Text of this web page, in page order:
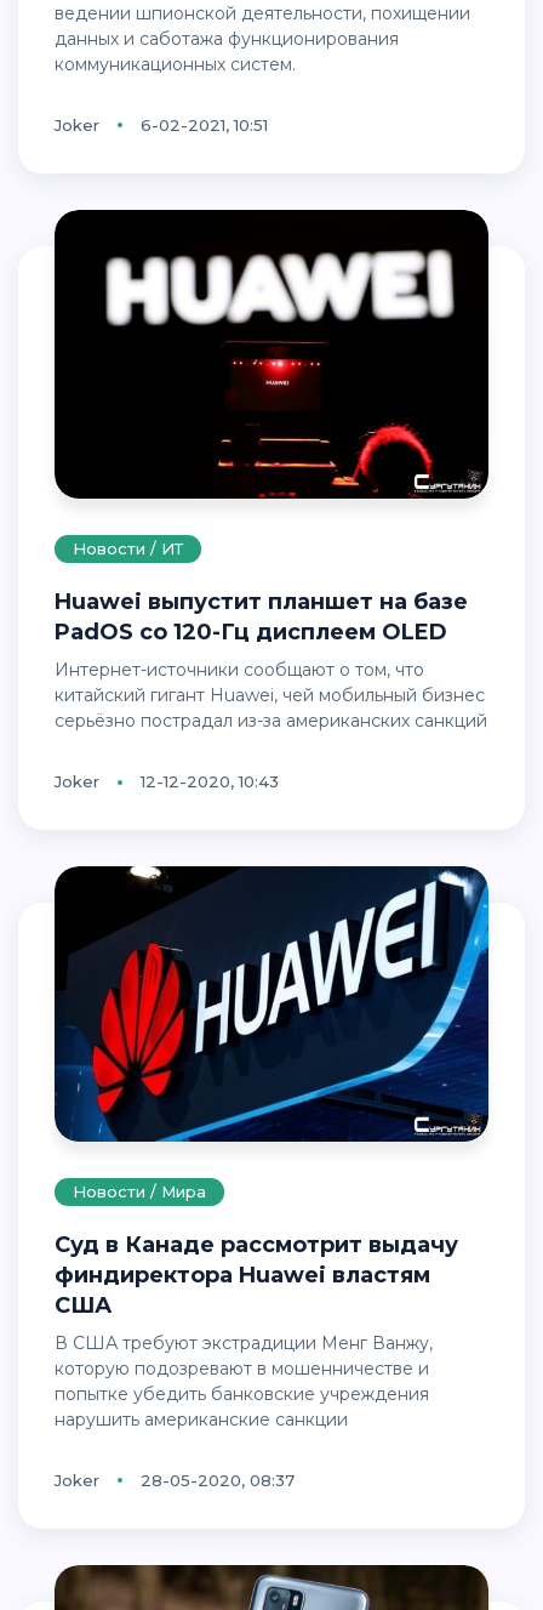
ведении шпионской деятельности, похищении
данных и саботажа функционирования
коммуникационных систем.
Joker 6-02-2021, 10:51
Новости / ИТ
Huawei выпустит планшет на базе
PadOS со 120-Гц дисплеем OLED
Интернет-источники сообщают о том, что
китайский гигант Huawei, чей мобильный бизнес
серьёзно пострадал из-за американских санкций
Joker 12-12-2020, 10:43
Новости / Мира
Суд в Канаде рассмотрит выдачу
финдиректора Huawei властям
США
В США требуют экстрадиции Менг Ванжу,
которую подозревают в мошенничестве и
попытке убедить банковские учреждения
нарушить американские санкции
Joker 28-05-2020, 08:37